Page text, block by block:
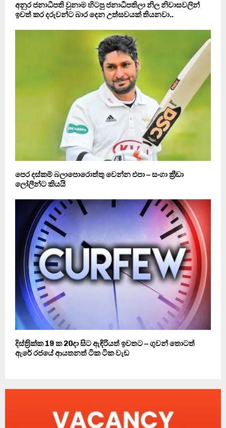
අනුර ජනාධිපති වුනාම හිටපු ජනාධිපතිලා නිල නිවාසවලින්
ඉවත් කර දරුවන්ට බාර දෙන උත්සවයක් තියනවා..
පෙර දස්කම් බලාපොරොත්තු වෙන්න එපා – සංගා ක්‍රීඩා
ලෝලීන්ට කියයි
දිස්ත‍්‍රික්ක 19 ක 20දා සිට ඇඳිරියත් ඉවතට – ගුවන් තොටත්
ඇරේ රජයේ ආයතනත් ටික ටික වැඩ